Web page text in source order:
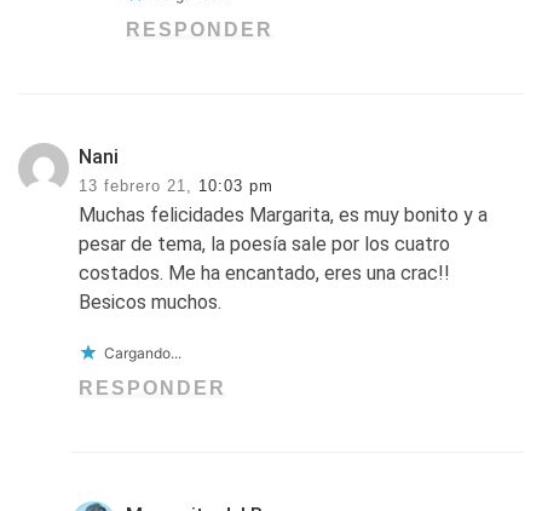
RESPONDER
Nani
13 febrero 21, 10:03 pm
Muchas felicidades Margarita, es muy bonito y a
pesar de tema, la poesía sale por los cuatro
costados. Me ha encantado, eres una crac!!
Besicos muchos.
Cargando...
RESPONDER